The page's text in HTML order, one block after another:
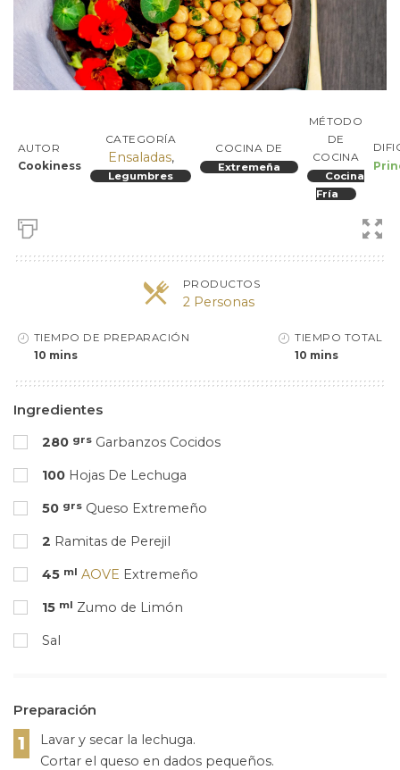
AUTOR
Cookiness
CATEGORÍA
Ensaladas,
Legumbres
COCINA DE
Extremeña
MÉTODO
DE
COCINA
Cocina
Fría
PRODUCTOS
2 Personas
TIEMPO DE PREPARACIÓN
10 mins
TIEMPO TOTAL
10 mins
Ingredientes
280 grs Garbanzos Cocidos
100 Hojas De Lechuga
50 grs Queso Extremeño
2 Ramitas de Perejil
45 ml AOVE Extremeño
15 ml Zumo de Limón
Sal
Preparación
1
Lavar y secar la lechuga.
Cortar el queso en dados pequeños.